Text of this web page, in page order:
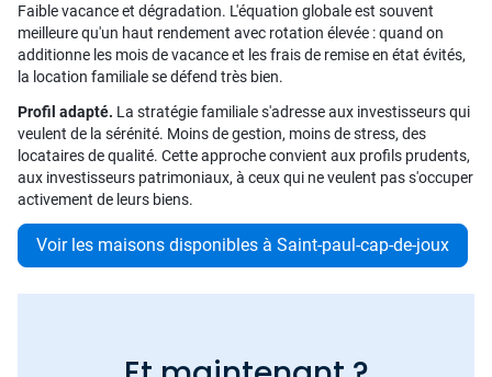
Faible vacance et dégradation. L'équation globale est souvent
meilleure qu'un haut rendement avec rotation élevée : quand on
additionne les mois de vacance et les frais de remise en état évités,
la location familiale se défend très bien.
Profil adapté. La stratégie familiale s'adresse aux investisseurs qui
veulent de la sérénité. Moins de gestion, moins de stress, des
locataires de qualité. Cette approche convient aux profils prudents,
aux investisseurs patrimoniaux, à ceux qui ne veulent pas s'occuper
activement de leurs biens.
Voir les maisons disponibles à Saint-paul-cap-de-joux